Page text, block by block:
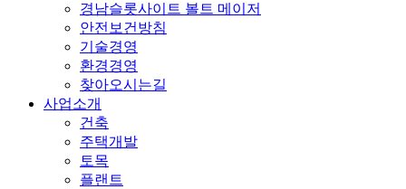
경남슬롯사이트 볼트 메이저
안전보건방침
기술경영
환경경영
찾아오시는길
사업소개
건축
주택개발
토목
플랜트